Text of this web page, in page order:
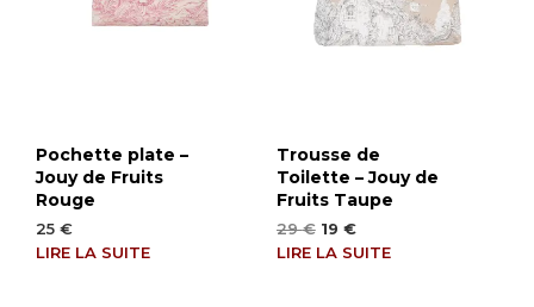
Pochette plate –
Jouy de Fruits
Rouge
25 €
LIRE LA SUITE
Trousse de
Toilette – Jouy de
Fruits Taupe
29€ Le
prix
19 €Le
prix
LIRE LA SUITE